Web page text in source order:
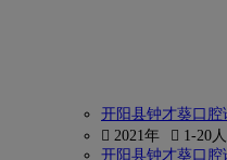
开阳县钟才葵口腔
 2021年
 1-20人
开阳县钟才葵口腔